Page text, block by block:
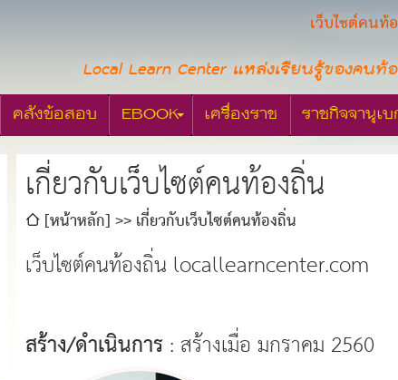
เว็บไซต์คนท้
Local Learn Center แหล่งเรียนรู้ของค
คลังข้อสอบ EBOOK เครื่องราช ราชกิจจานุเ
เกี่ยวกับเว็บไซต์คนท้องถิ่น
[หน้าหลัก] เกี่ยวกับเว็บไซต์คนท้องถิ่น
เว็บไซต์คนท้องถิ่น locallearncenter.com
สร้าง/ดำเนินการ: สร้างเมื่อ มกราคม 2560